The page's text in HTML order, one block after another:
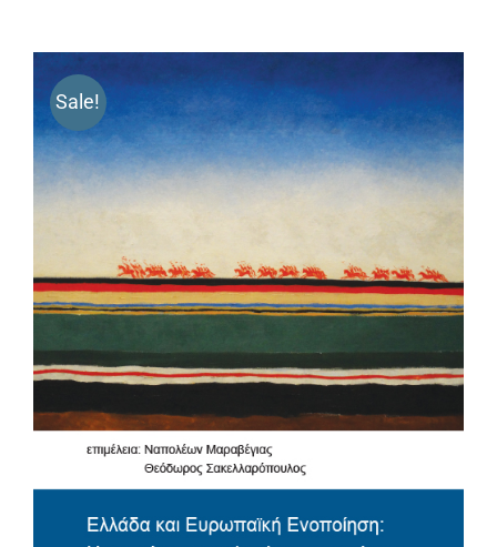
€42,40.είναι:
€29,68.
Sale!